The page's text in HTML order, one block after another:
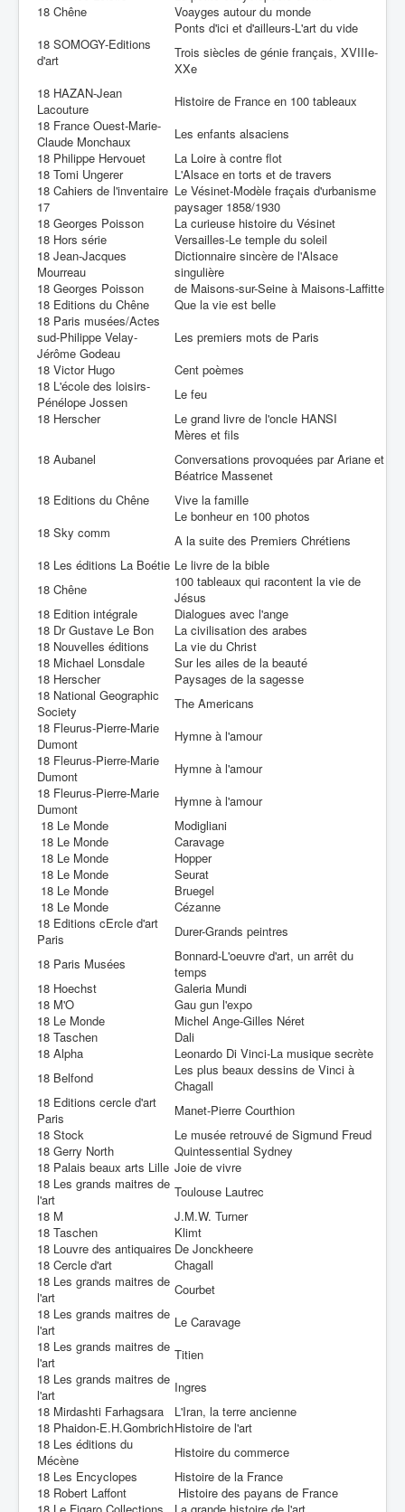
18 Chêne
Voayges autour du monde
18 SOMOGY-Editions
d'art
Ponts d'ici et d'ailleurs-L'art du vide
Trois siècles de génie français, XVIIIe-
XXe
18 HAZAN-Jean
Lacouture
Histoire de France en 100 tableaux
18 France Ouest-Marie-
Claude Monchaux
Les enfants alsaciens
18 Philippe Hervouet
La Loire à contre flot
18 Tomi Ungerer
L'Alsace en torts et de travers
18 Cahiers de l'inventaire
17
Le Vésinet-Modèle fraçais d'urbanisme
paysager 1858/1930
18 Georges Poisson
La curieuse histoire du Vésinet
18 Hors série
Versailles-Le temple du soleil
18 Jean-Jacques
Mourreau
Dictionnaire sincère de l'Alsace
singulière
18 Georges Poisson
de Maisons-sur-Seine à Maisons-Laffitte
18 Editions du Chêne
Que la vie est belle
18 Paris musées/Actes
sud-Philippe Velay-
Jérôme Godeau
Les premiers mots de Paris
18 Victor Hugo
Cent poèmes
18 L'école des loisirs-
Pénélope Jossen
Le feu
18 Herscher
Le grand livre de l'oncle HANSI
18 Aubanel
Mères et fils
Conversations provoquées par Ariane et
Béatrice Massenet
18 Editions du Chêne
Vive la famille
18 Sky comm
Le bonheur en 100 photos
A la suite des Premiers Chrétiens
18 Les éditions La Boétie Le livre de la bible
18 Chêne
100 tableaux qui racontent la vie de
Jésus
18 Edition intégrale
Dialogues avec l'ange
18 Dr Gustave Le Bon
La civilisation des arabes
18 Nouvelles éditions
La vie du Christ
18 Michael Lonsdale
Sur les ailes de la beauté
18 Herscher
Paysages de la sagesse
18 National Geographic
Society
The Americans
18 Fleurus-Pierre-Marie
Dumont
Hymne à l'amour
18 Fleurus-Pierre-Marie
Dumont
Hymne à l'amour
18 Fleurus-Pierre-Marie
Dumont
Hymne à l'amour
18 Le Monde
Modigliani
18 Le Monde
Caravage
18 Le Monde
Hopper
18 Le Monde
Seurat
18 Le Monde
Bruegel
18 Le Monde
Cézanne
18 Editions cErcle d'art
Paris
Durer-Grands peintres
18 Paris Musées
Bonnard-L'oeuvre d'art, un arrêt du
temps
18 Hoechst
Galeria Mundi
18 M'O
Gau gun l'expo
18 Le Monde
Michel Ange-Gilles Néret
18 Taschen
Dali
18 Alpha
Leonardo Di Vinci-La musique secrète
18 Belfond
Les plus beaux dessins de Vinci à
Chagall
18 Editions cercle d'art
Paris
Manet-Pierre Courthion
18 Stock
Le musée retrouvé de Sigmund Freud
18 Gerry North
Quintessential Sydney
18 Palais beaux arts Lille Joie de vivre
18 Les grands maitres de
l'art
Toulouse Lautrec
18 M
J.M.W. Turner
18 Taschen
Klimt
18 Louvre des antiquaires De Jonckheere
18 Cercle d'art
Chagall
18 Les grands maitres de
l'art
Courbet
18 Les grands maitres de
l'art
Le Caravage
18 Les grands maitres de
l'art
Titien
18 Les grands maitres de
l'art
Ingres
18 Mirdashti Farhagsara
L'Iran, la terre ancienne
18 Phaidon-E.H.GombrichHistoire de l'art
18 Les éditions du
Mécène
Histoire du commerce
18 Les Encyclopes
Histoire de la France
18 Robert Laffont
Histoire des payans de France
18 Le Figaro Collections
La grande histoire de l'art